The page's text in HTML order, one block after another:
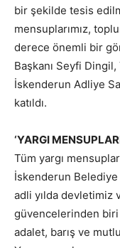
bir şekilde tesis
mensuplarımız,
derece önemli bir
Başkanı Seyfi Dingil,
İskenderun Adliye
katıldı.
‘YARGI
Tüm yargı
İskenderun Belediye
adli yılda devletimiz
güvencelerinden biri
adalet, barış ve